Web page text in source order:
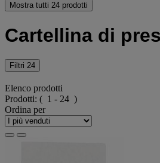
Mostra tutti 24 prodotti
Cartellina di
Filtri 24
Elenco prodotti
Prodotti: ( 1 - 24 )
Ordina per